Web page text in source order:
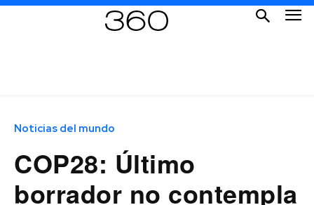
Noticias del mundo
COP28: Último
borrador no contempla